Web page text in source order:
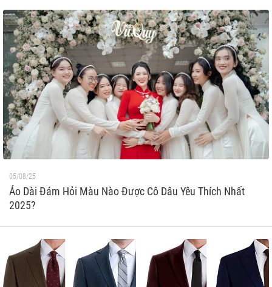
05/08/25
Áo Dài Đám Hỏi Màu Nào Được Cô Dâu Yêu Thích Nhất
2025?